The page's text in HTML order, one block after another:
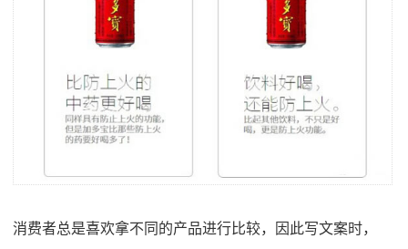
消费者总是喜欢拿不同的产品进行比较，因此写文案时，